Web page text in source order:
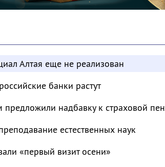
Алтая еще не реализован
банки растут
надбавку к страховой
естественных наук
«первый визит осени»